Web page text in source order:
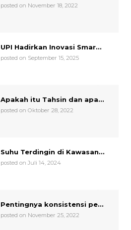
posted on November 18, 2022
UPI Hadirkan Inovasi Smar...
posted on September 15, 2025
Apakah itu Tahsin dan apa...
posted on Oktober 28, 2022
Suhu Terdingin di Kawasan...
posted on Juli 14, 2024
Pentingnya konsistensi pe...
posted on November 25, 2022